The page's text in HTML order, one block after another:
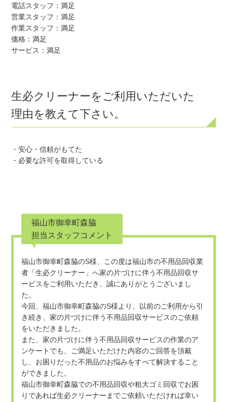
電話スタッフ：満足
営業スタッフ：満足
作業スタッフ：満足
価格：満足
サービス：満足
生必クリーナーをご利用いただいた
理由を教えて下さい。
・安心・信頼がもてた
・必要な許可を取得している
福山市御幸町森脇
担当スタッフコメント
福山市御幸町森脇のS様、この度は福山市の不用品回収業
者「生必クリーナー」へ家の片づけに伴う不用品回収サ
ービスをご利用いただき、誠にありがとうございまし
た。
今回、福山市御幸町森脇のS様より、以前のご利用から引
き続き、家の片づけに伴う不用品回収サービスのご依頼
をいただきました。
また、家の片づけに伴う不用品回収サービスの作業のア
ンケートでも、ご満足いただけた内容のご回答を頂戴
し、お困りだった不用品のお悩みをすべて解決すること
ができました。
福山市御幸町森脇での不用品回収や粗大ゴミ回収でお困
りであれば生必クリーナーまでご依頼いただければ幸い